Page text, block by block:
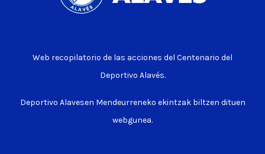
Web recopilatorio de las acciones del Centenario del
Deportivo Alavés.
Deportivo Alavesen Mendeurreneko ekintzak biltzen dituen
webgunea.